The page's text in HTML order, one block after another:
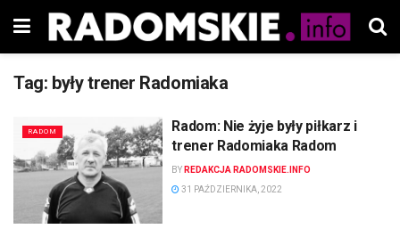
Tag: były trener Radomiaka
RADOM
Radom: Nie żyje były piłkarz i
trener Radomiaka Radom
BY REDAKCJA RADOMSKIE.INFO
31 PAŹDZIERNIKA, 2022